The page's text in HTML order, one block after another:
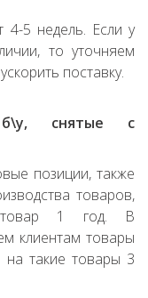
4-5 недель. Если у
то уточняем
поставку.
снятые с
позиции, также
товаров,
товар 1 год. В
клиентам товары
на такие товары 3